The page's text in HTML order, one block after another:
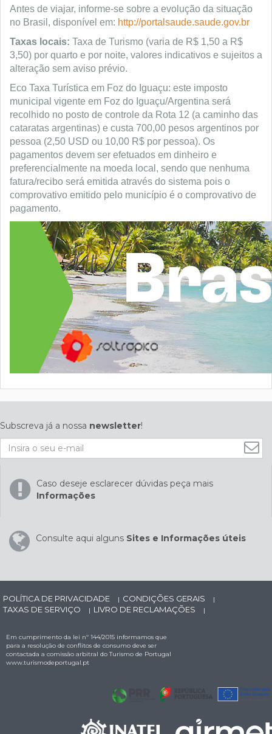
Antes de viajar, informe-se sobre a evolução da situação
no Brasil, disponível em: http://portalsaude.saude.gov.br
Taxas locais: Taxa de Turismo (varia de R$ 1,50 a R$
3,50) por quarto e por noite, valores indicativos e sujeitos a
alteração sem aviso prévio.
Eco Taxa Turística em Foz do Iguaçu: este imposto
municipal vigente em Foz do Iguaçu/Argentina será
recolhido no posto de controle da Rota 12 (a caminho das
cataratas argentinas) e custa 700,00 pesos argentinos por
pessoa (2,50 USD ou 10,00 R$ por pessoa). Os
pagamentos devem ser efetuados em dinheiro e
preferencialmente na moeda local, sendo que nenhuma
fatura/recibo será emitida através do sistema pois o
comprovativo emitido pelo município é o comprovativo de
pagamento.
Subscreva já a nossa newsletter!
Caso deseje esclarecer dúvidas peça mais
Informações
Consulte aqui alguns Sites e Informações úteis
POLÍTICA DE PRIVACIDADE | CONDIÇÕES GERAIS |
TAXAS DE SERVIÇO | LIVRO DE RECLAMAÇÕES |
Em cumprimento da lei nº 144/2015 informamos que
para a resolução de conflitos de consumo deve ser
contactada a comissão arbitral do Turismo de Portugal
www.turismodeportugal.pt